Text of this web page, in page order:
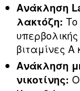
Ανάκληση
λακτόζη:
βιταμίνες A
Ανάκληση
νικοτίνης: